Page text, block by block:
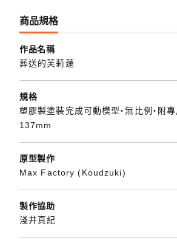
商品規格
作品名稱
葬送的芙莉蓮
規格
塑膠製塗裝完成可動模型・無比例・附專
137mm
原型製作
Max Factory (Koudzuki)
製作協助
淺井真紀